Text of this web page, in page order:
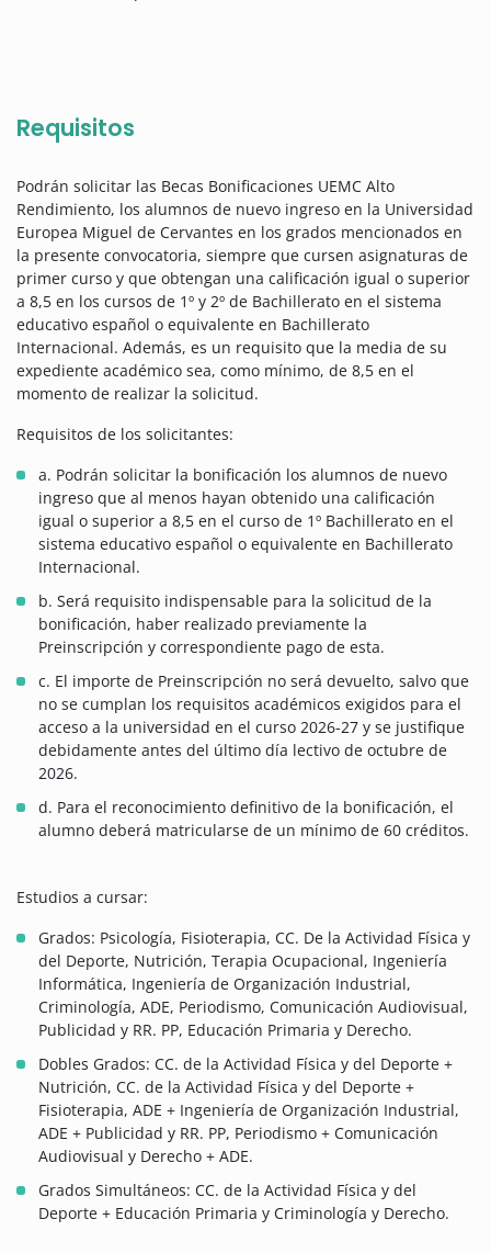
Requisitos
Podrán solicitar las Becas Bonificaciones UEMC Alto
Rendimiento, los alumnos de nuevo ingreso en la Universidad
Europea Miguel de Cervantes en los grados mencionados en
la presente convocatoria, siempre que cursen asignaturas de
primer curso y que obtengan una calificación igual o superior
a 8,5 en los cursos de 1º y 2º de Bachillerato en el sistema
educativo español o equivalente en Bachillerato
Internacional. Además, es un requisito que la media de su
expediente académico sea, como mínimo, de 8,5 en el
momento de realizar la solicitud.
Requisitos de los solicitantes:
a. Podrán solicitar la bonificación los alumnos de nuevo
ingreso que al menos hayan obtenido una calificación
igual o superior a 8,5 en el curso de 1º Bachillerato en el
sistema educativo español o equivalente en Bachillerato
Internacional.
b. Será requisito indispensable para la solicitud de la
bonificación, haber realizado previamente la
Preinscripción y correspondiente pago de esta.
c. El importe de Preinscripción no será devuelto, salvo que
no se cumplan los requisitos académicos exigidos para el
acceso a la universidad en el curso 2026-27 y se justifique
debidamente antes del último día lectivo de octubre de
2026.
d. Para el reconocimiento definitivo de la bonificación, el
alumno deberá matricularse de un mínimo de 60 créditos.
Estudios a cursar:
Grados: Psicología, Fisioterapia, CC. De la Actividad Física y
del Deporte, Nutrición, Terapia Ocupacional, Ingeniería
Informática, Ingeniería de Organización Industrial,
Criminología, ADE, Periodismo, Comunicación Audiovisual,
Publicidad y RR. PP, Educación Primaria y Derecho.
Dobles Grados: CC. de la Actividad Física y del Deporte +
Nutrición, CC. de la Actividad Física y del Deporte +
Fisioterapia, ADE + Ingeniería de Organización Industrial,
ADE + Publicidad y RR. PP, Periodismo + Comunicación
Audiovisual y Derecho + ADE.
Grados Simultáneos: CC. de la Actividad Física y del
Deporte + Educación Primaria y Criminología y Derecho.